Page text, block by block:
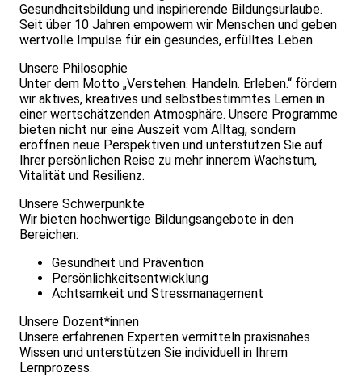
Gesundheitsbildung und inspirierende Bildungsurlaube.
Seit über 10 Jahren empowern wir Menschen und geben
wertvolle Impulse für ein gesundes, erfülltes Leben.
Unsere Philosophie
Unter dem Motto „Verstehen. Handeln. Erleben.“ fördern
wir aktives, kreatives und selbstbestimmtes Lernen in
einer wertschätzenden Atmosphäre. Unsere Programme
bieten nicht nur eine Auszeit vom Alltag, sondern
eröffnen neue Perspektiven und unterstützen Sie auf
Ihrer persönlichen Reise zu mehr innerem Wachstum,
Vitalität und Resilienz.
Unsere Schwerpunkte
Wir bieten hochwertige Bildungsangebote in den
Bereichen:
Gesundheit und Prävention
Persönlichkeitsentwicklung
Achtsamkeit und Stressmanagement
Unsere Dozent*innen
Unsere erfahrenen Experten vermitteln praxisnahes
Wissen und unterstützen Sie individuell in Ihrem
Lernprozess.